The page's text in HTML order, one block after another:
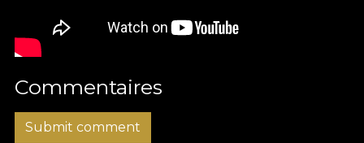
Commentaires
Submit comment